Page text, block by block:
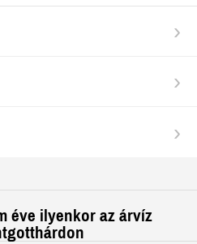
›
›
›
éve ilyenkor az árvíz